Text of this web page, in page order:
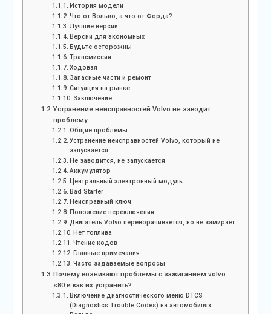
История модели
Что от Вольво, а что от Форда?
Лучшие версии
Версии для экономных
Будьте осторожны
Трансмиссия
Ходовая
Запасные части и ремонт
Ситуация на рынке
Заключение
Устранение неисправностей Volvo не заводит
проблему
Общие проблемы
Устранение неисправностей Volvo, который не
запускается
Не заводится, не запускается
Аккумулятор
Центральный электронный модуль
Bad Starter
Неисправный ключ
Положение переключения
Двигатель Volvo переворачивается, но не замирает
Нет топлива
Чтение кодов
Главные примечания
Часто задаваемые вопросы
Почему возникают проблемы с зажиганием volvo
s80 и как их устранить?
Включение диагностического меню DTCS
(Diagnostics Trouble Codes) на автомобилях